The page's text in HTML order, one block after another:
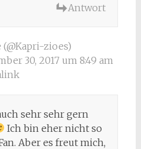
Antwort
(@Kapri-zioes)
30, 2017 um 8:49 am
sehr sehr gern
Ich bin eher nicht so
Aber es freut mich,